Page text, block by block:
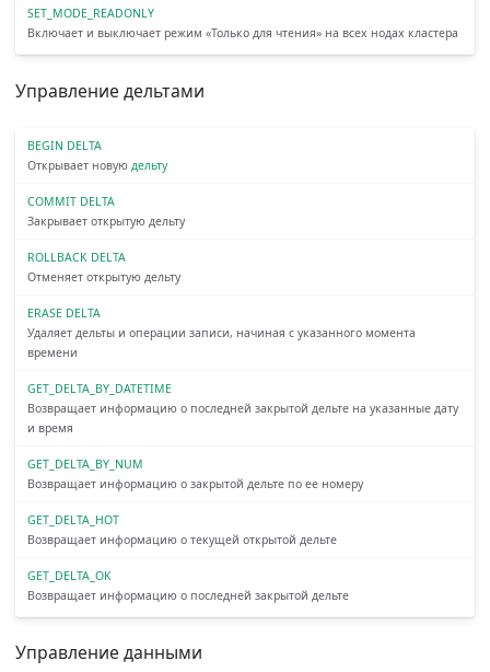
SET_MODE_READONLY
Включает и выключает режим «Только для чтения» на всех нодах кластера
Управление дельтами
BEGIN DELTA
Открывает новую дельту
COMMIT DELTA
Закрывает открытую дельту
ROLLBACK DELTA
Отменяет открытую дельту
ERASE DELTA
Удаляет дельты и операции записи, начиная с указанного момента
времени
GET_DELTA_BY_DATETIME
Возвращает информацию о последней закрытой дельте на указанные дату
и время
GET_DELTA_BY_NUM
Возвращает информацию о закрытой дельте по ее номеру
GET_DELTA_HOT
Возвращает информацию о текущей открытой дельте
GET_DELTA_OK
Возвращает информацию о последней закрытой дельте
Управление данными